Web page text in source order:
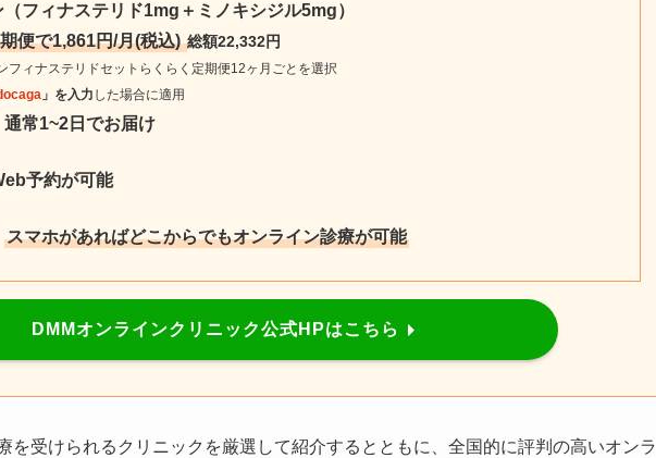
フィナステリド1mg＋ミノキシジル5mg）
便で1,861円/月(税込)総額22,332円
フィナステリドセットらくらく定期便12ヶ月ごとを選択
」を入力 した場合に適用
常1~2日でお届け
予約が可能
スマホがあればどこからでもオンライン診療が可能
DMMオンラインクリニック公式HPはこちら
を受けられるクリニックを厳選して紹介するとともに、全国的に評判の高いオンラ